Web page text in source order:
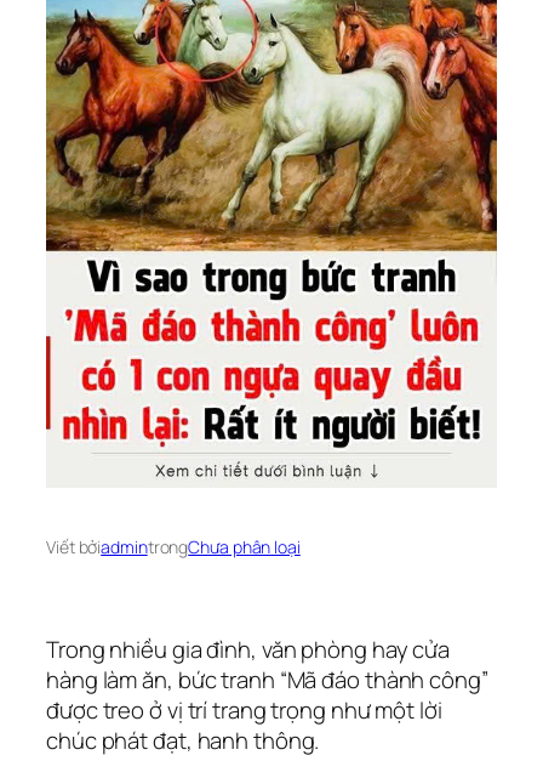
Viết bởiadmintrongChưa phân loại
Trong nhiều gia đình, văn phòng hay cửa
hàng làm ăn, bức tranh “Mã đáo thành công”
được treo ở vị trí trang trọng như một lời
chúc phát đạt, hanh thông.